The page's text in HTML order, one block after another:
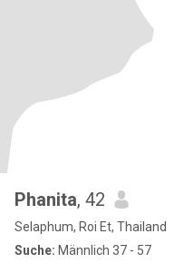
Phanita, 42
Selaphum, Roi Et, Thailand
Suche: Männlich 37 - 57